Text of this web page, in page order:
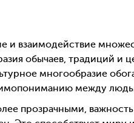
и взаимодействие
обычаев, традиций и
многообразие
между
прозрачными, важность